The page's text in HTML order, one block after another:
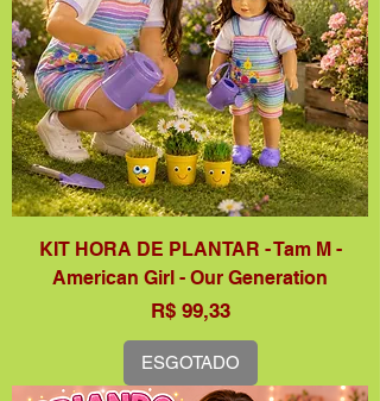
KIT HORA DE PLANTAR - Tam M -
American Girl - Our Generation
Preço
R$ 99,33
ESGOTADO